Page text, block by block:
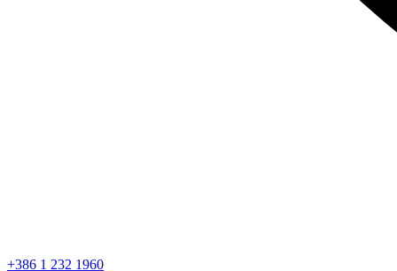
+386 1 232 1960